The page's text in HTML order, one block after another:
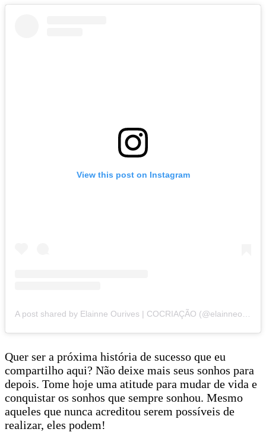
View this post on Instagram
Quer ser a próxima história de sucesso que eu
compartilho aqui? Não deixe mais seus sonhos para
depois. Tome hoje uma atitude para mudar de vida e
conquistar os sonhos que sempre sonhou. Mesmo
aqueles que nunca acreditou serem possíveis de
realizar, eles podem!